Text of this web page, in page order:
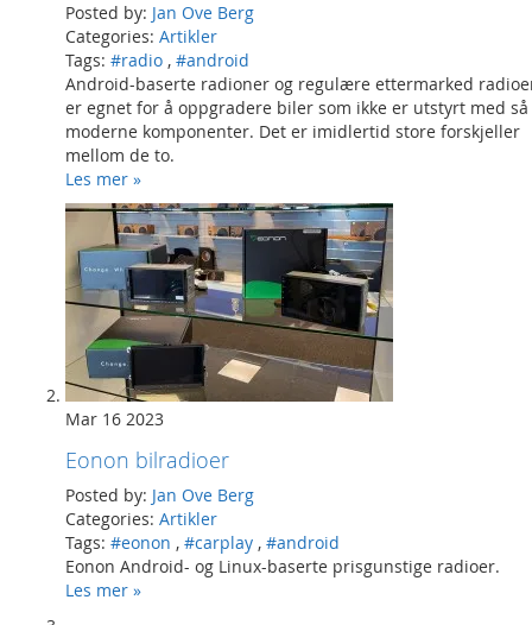
Posted by: Jan Ove Berg
Categories: Artikler
Tags: #radio , #android
Android-baserte radioner og regulære ettermarked
er egnet for å oppgradere biler som ikke er utstyrt med så
moderne komponenter. Det er imidlertid store forskjeller
mellom de to.
Les mer »
Mar 16 2023
Eonon bilradioer
Posted by: Jan Ove Berg
Categories: Artikler
Tags: #eonon , #carplay , #android
Eonon Android- og Linux-baserte prisgunstige radioer.
Les mer »